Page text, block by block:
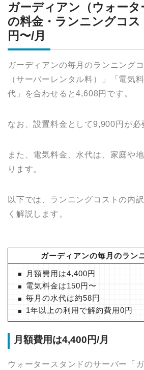
ガーディアン（ウォータ
の料金・ランニングコス
円〜/月
ガーディアンの毎月のランニング
（サーバーレンタル料）」「電気
代」を合わせると4,608円です。
なお、設置料金として9,900円が必
また、電気料金、水代は、家庭や
ります。
以下では、ランニングコストの内
く解説します。
ガーディアンの毎月のラン
月額費用は4,400円
電気料金は150円〜
毎月の水代は約58円
1年以上の利用で解約費用0円
月額費用は4,400円/月
ウォータースタンドのサーバー「